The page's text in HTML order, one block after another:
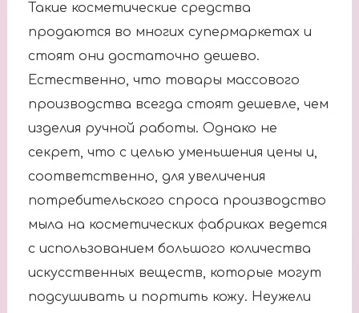
Такие косметические средства
продаются во многих супермаркетах и
стоят они достаточно дешево.
Естественно, что товары массового
производства всегда стоят дешевле, чем
изделия ручной работы. Однако не
секрет, что с целью уменьшения цены и,
соответственно, для увеличения
потребительского спроса производство
мыла на косметических фабриках ведется
с использованием большого количества
искусственных веществ, которые могут
подсушивать и портить кожу. Неужели